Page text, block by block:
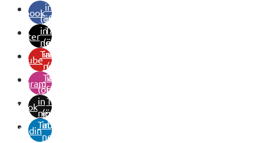
facebookin
neuem
Tab)
twitter
(öffnet
in
neuem
Tab)
youtube
(öffnet
in
neuem
Tab)
instagram
(öffnet
in
neuem
Tab)
tiktok
(öffnet
in
neuem
Tab)
linkedin
(öffnet
in
neuem